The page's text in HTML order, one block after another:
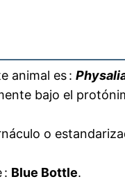
animal es :
bajo el
o
: Blue Bottle.